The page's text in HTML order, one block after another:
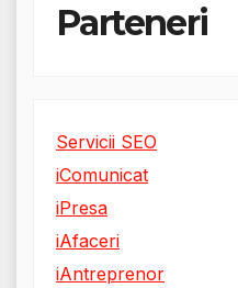
Parteneri
Servicii SEO
iComunicat
iPresa
iAfaceri
iAntreprenor